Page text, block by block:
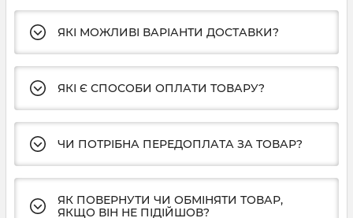
ЯКІ МОЖЛИВІ ВАРІАНТИ ДОСТАВКИ?
ЯКІ Є СПОСОБИ ОПЛАТИ ТОВАРУ?
ЧИ ПОТРІБНА ПЕРЕДОПЛАТА ЗА ТОВАР?
ЯК ПОВЕРНУТИ ЧИ ОБМІНЯТИ ТОВАР,
ЯКЩО ВІН НЕ ПІДІЙШОВ?